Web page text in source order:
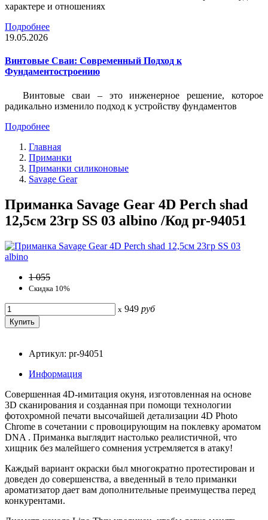
характере и отношениях
Подробнее
19.05.2026
Винтовые Сваи: Современный Подход к
Фундаментостроению
Винтовые сваи – это инженерное решение, которое
радикально изменило подход к устройству фундаментов
Подробнее
Главная
Приманки
Приманки силиконовые
Savage Gear
Приманка Savage Gear 4D Perch shad
12,5см 23гр SS 03 albino /Код pr-94051
1 055
Скидка 10%
x 949 руб
Артикул: pr-94051
Информация
Совершенная 4D-имитация окуня, изготовленная на основе
3D сканирования и созданная при помощи технологии
фотохромной печати высочайшей детализации 4D Photo
Chrome в сочетании с провоцирующим на поклевку ароматом
DNA . Приманка выглядит настолько реалистичной, что
хищник без малейшего сомнения устремляется в атаку!
Каждый вариант окраски был многократно протестирован и
доведен до совершенства, а введенный в тело приманки
ароматизатор дает вам дополнительные преимущества перед
конкурентами.